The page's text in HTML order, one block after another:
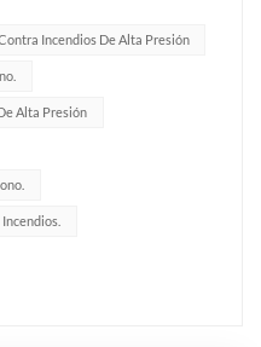
se puede producir
se puede producir
Incendios De Alta Presión
Alta Presión